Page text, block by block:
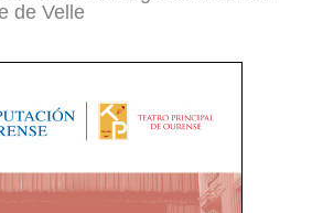
de Velle